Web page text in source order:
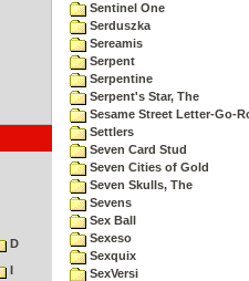
D
I
Sentinel One
Serduszka
Sereamis
Serpent
Serpentine
Serpent's Star, The
Sesame Street Letter-Go-
Settlers
Seven Card Stud
Seven Cities of Gold
Seven Skulls, The
Sevens
Sex Ball
Sexeso
Sexquix
SexVersi